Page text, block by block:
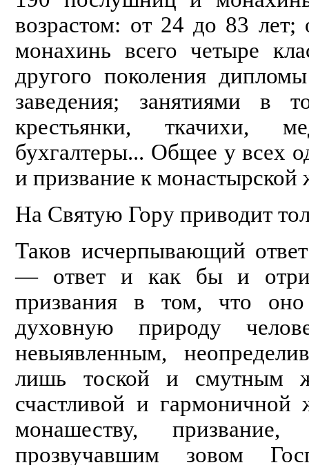
возрастом: от 24 до 83 лет;
монахинь всего четыре
другого поколения
заведения; занятиями в
крестьянки, ткачихи,
бухгалтеры... Общее у всех
и призвание к монастырской
На Святую Гору приводит
Таков исчерпывающий
— ответ и как бы и
призвания в том, что
духовную природу
невыявленным,
лишь тоской и смутным
счастливой и
монашеству,
прозвучавшим зовом